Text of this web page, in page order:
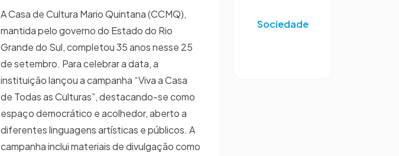
A Casa de Cultura Mario Quintana (CCMQ),
mantida pelo governo do Estado do Rio
Grande do Sul, completou 35 anos nesse 25
de setembro. Para celebrar a data, a
instituição lançou a campanha “Viva a Casa
de Todas as Culturas”, destacando-se como
espaço democrático e acolhedor, aberto a
diferentes linguagens artísticas e públicos. A
campanha inclui materiais de divulgação como
Sociedade